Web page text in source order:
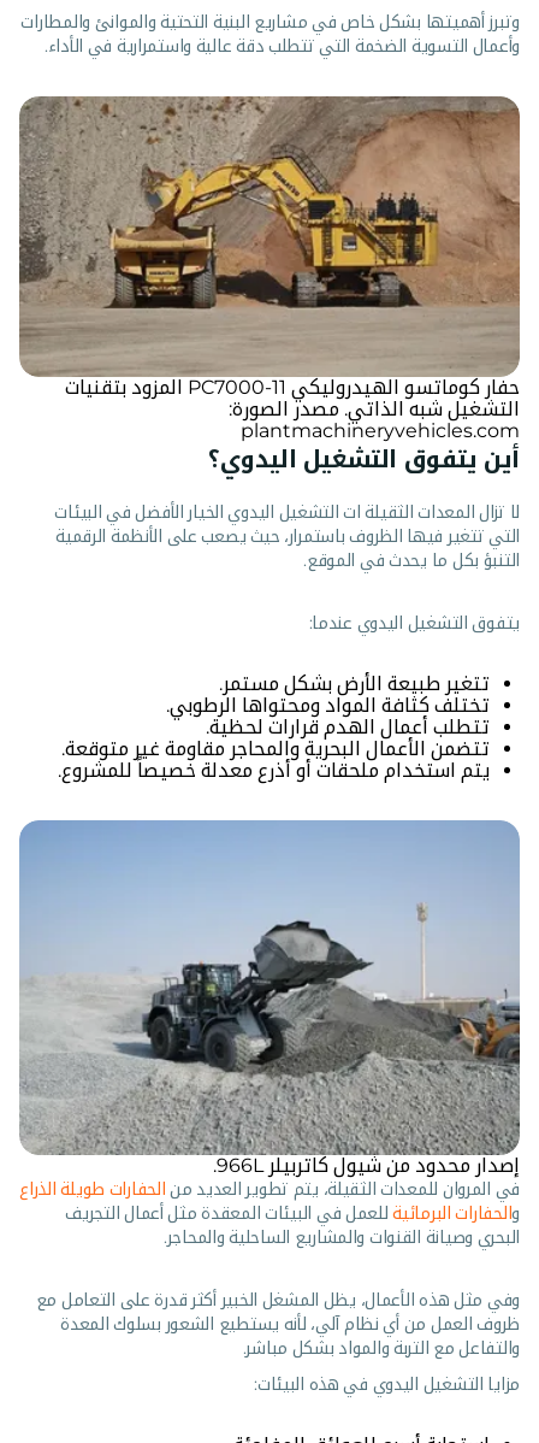
وتبرز أهميتها بشكل خاص في مشاريع البنية التحتية والموانئ والمطارات
وأعمال التسوية الضخمة التي تتطلب دقة عالية واستمرارية في الأداء.
حفار كوماتسو الهيدروليكي PC7000-11 المزود بتقنيات
التشغيل شبه الذاتي. مصدر الصورة:
plantmachineryvehicles.com
أين يتفوق التشغيل اليدوي؟
لا تزال المعدات الثقيلة ات التشغيل اليدوي الخيار الأفضل في البيئات
التي تتغير فيها الظروف باستمرار، حيث يصعب على الأنظمة الرقمية
التنبؤ بكل ما يحدث في الموقع.
يتفوق التشغيل اليدوي عندما:
تتغير طبيعة الأرض بشكل مستمر.
تختلف كثافة المواد ومحتواها الرطوبي.
تتطلب أعمال الهدم قرارات لحظية.
تتضمن الأعمال البحرية والمحاجر مقاومة غير متوقعة.
يتم استخدام ملحقات أو أذرع معدلة خصيصاً للمشروع.
إصدار محدود من شيول كاتربيلر 966L.
في المروان للمعدات الثقيلة، يتم تطوير العديد من الحفارات طويلة الذراع
والحفارات البرمائيةللعمل في البيئات المعقدة مثل أعمال التجريف
البحري وصيانة القنوات والمشاريع الساحلية والمحاجر.
وفي مثل هذه الأعمال، يظل المشغل الخبير أكثر قدرة على التعامل مع
ظروف العمل من أي نظام آلي، لأنه يستطيع الشعور بسلوك المعدة
والتفاعل مع التربة والمواد بشكل مباشر.
مزايا التشغيل اليدوي في هذه البيئات: